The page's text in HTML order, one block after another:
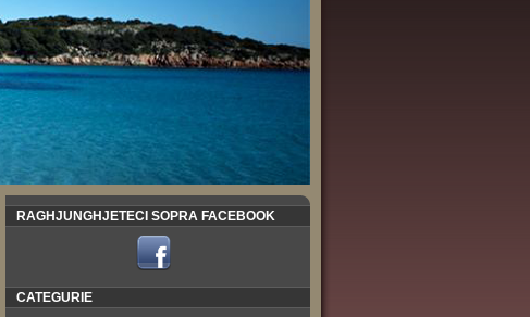
RAGHJUNGHJETECI SOPRA FACEBOOK
CATEGURIE